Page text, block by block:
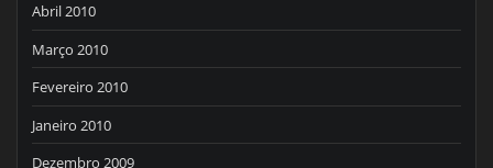
Abril 2010
Março 2010
Fevereiro 2010
Janeiro 2010
Dezembro 2009